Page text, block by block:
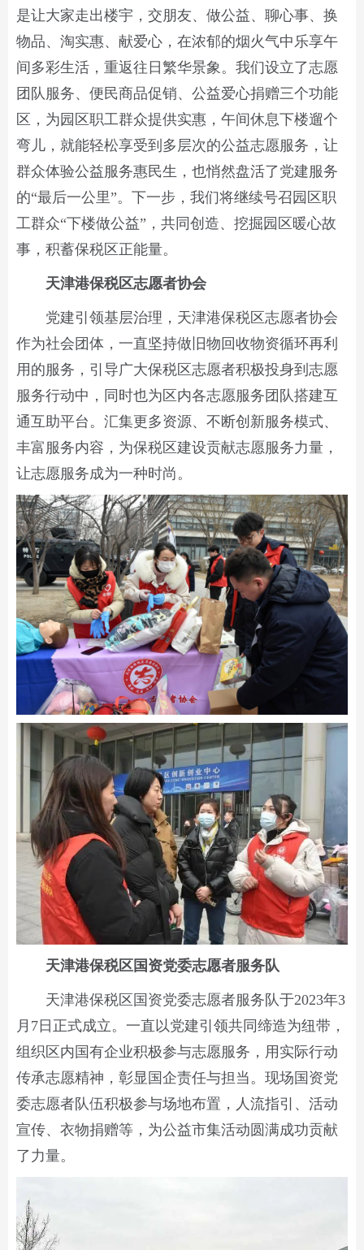
是让大家走出楼宇，交朋友、做公益、聊心事、换
物品、淘实惠、献爱心，在浓郁的烟火气中乐享午
间多彩生活，重返往日繁华景象。我们设立了志愿
团队服务、便民商品促销、公益爱心捐赠三个功能
区，为园区职工群众提供实惠，午间休息下楼遛个
弯儿，就能轻松享受到多层次的公益志愿服务，让
群众体验公益服务惠民生，也悄然盘活了党建服务
的“最后一公里”。下一步，我们将继续号召园区职
工群众“下楼做公益”，共同创造、挖掘园区暖心故
事，积蓄保税区正能量。
天津港保税区志愿者协会
党建引领基层治理，天津港保税区志愿者协会
作为社会团体，一直坚持做旧物回收物资循环再利
用的服务，引导广大保税区志愿者积极投身到志愿
服务行动中，同时也为区内各志愿服务团队搭建互
通互助平台。汇集更多资源、不断创新服务模式、
丰富服务内容，为保税区建设贡献志愿服务力量，
让志愿服务成为一种时尚。
天津港保税区国资党委志愿者服务队
天津港保税区国资党委志愿者服务队于2023年3
月7日正式成立。一直以党建引领共同缔造为纽带，
组织区内国有企业积极参与志愿服务，用实际行动
传承志愿精神，彰显国企责任与担当。现场国资党
委志愿者队伍积极参与场地布置，人流指引、活动
宣传、衣物捐赠等，为公益市集活动圆满成功贡献
了力量。